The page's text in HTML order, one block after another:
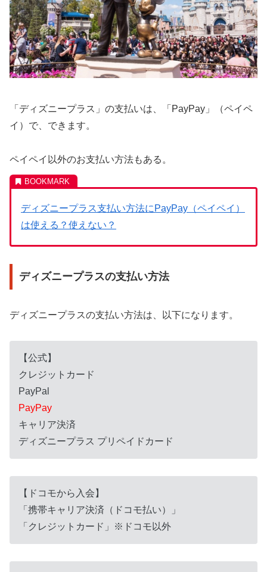
「ディズニープラス」の支払いは、「PayPay」（ペイペ
イ）で、できます。
ペイペイ以外のお支払い方法もある。
ディズニープラス支払い方法にPayPay（ペイペイ）
は使える？使えない？
ディズニープラスの支払い方法
ディズニープラスの支払い方法は、以下になります。
【公式】
クレジットカード
PayPal
PayPay
キャリア決済
ディズニープラス プリペイドカード
【ドコモから入会】
「携帯キャリア決済（ドコモ払い）」
「クレジットカード」※ドコモ以外